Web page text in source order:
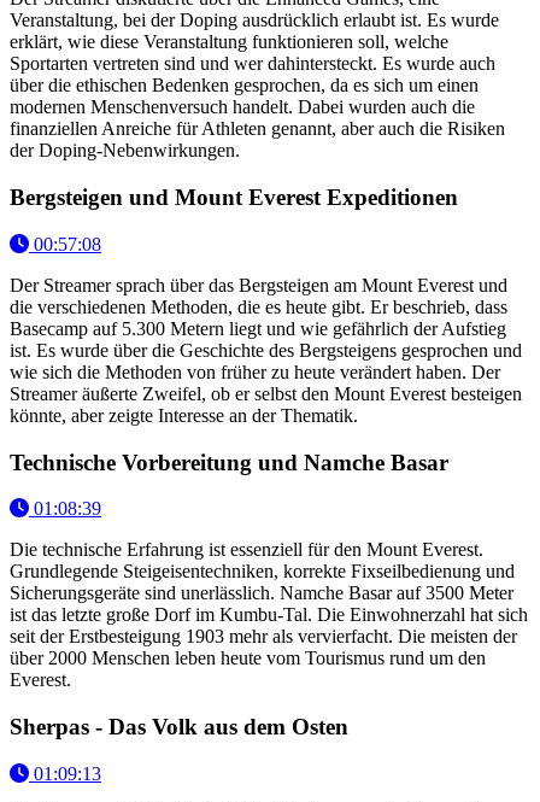
Veranstaltung, bei der Doping ausdrücklich erlaubt ist. Es wurde
erklärt, wie diese Veranstaltung funktionieren soll, welche
Sportarten vertreten sind und wer dahintersteckt. Es wurde auch
über die ethischen Bedenken gesprochen, da es sich um einen
modernen Menschenversuch handelt. Dabei wurden auch die
finanziellen Anreiche für Athleten genannt, aber auch die Risiken
der Doping-Nebenwirkungen.
Bergsteigen und Mount Everest Expeditionen
00:57:08
Der Streamer sprach über das Bergsteigen am Mount Everest und
die verschiedenen Methoden, die es heute gibt. Er beschrieb, dass
Basecamp auf 5.300 Metern liegt und wie gefährlich der Aufstieg
ist. Es wurde über die Geschichte des Bergsteigens gesprochen und
wie sich die Methoden von früher zu heute verändert haben. Der
Streamer äußerte Zweifel, ob er selbst den Mount Everest besteigen
könnte, aber zeigte Interesse an der Thematik.
Technische Vorbereitung und Namche Basar
01:08:39
Die technische Erfahrung ist essenziell für den Mount Everest.
Grundlegende Steigeisentechniken, korrekte Fixseilbedienung und
Sicherungsgeräte sind unerlässlich. Namche Basar auf 3500 Meter
ist das letzte große Dorf im Kumbu-Tal. Die Einwohnerzahl hat sich
seit der Erstbesteigung 1903 mehr als vervierfacht. Die meisten der
über 2000 Menschen leben heute vom Tourismus rund um den
Everest.
Sherpas - Das Volk aus dem Osten
01:09:13